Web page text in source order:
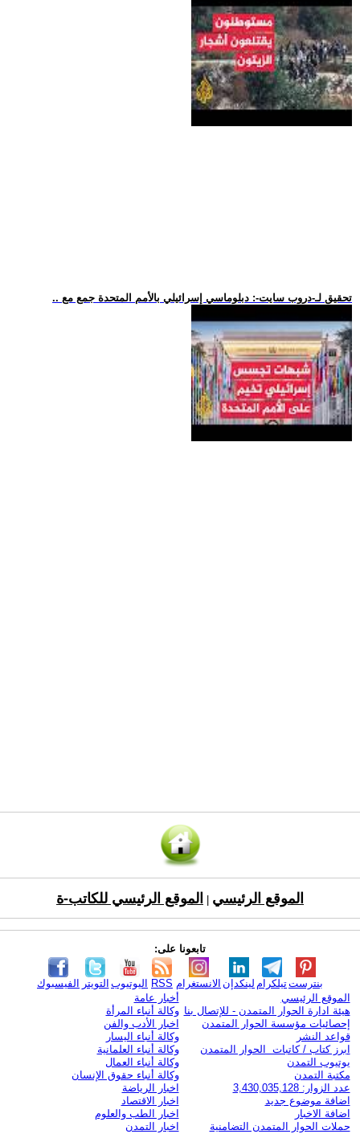
.. تحقيق لـ-دروب سايت-: دبلوماسي إسرائيلي بالأمم المتحدة جمع مع
الموقع الرئيسي الموقع الرئيسي للكاتب-ة
تابعونا على:
الفيسبوك التويتر اليوتيوب RSS الانستغرام لينكدإن تيلكرامبنترست
الموقع الرئيسي
هيئة ادارة الحوار المتمدن - للإتصال بنا
إحصائيات مؤسسة الحوار المتمدن
قواعد النشر
ابرز كتاب / كاتبات الحوار المتمدن
يوتيوب التمدن
مكتبة التمدن
عدد الزوار: 3,430,035,128
اضافة موضوع جديد
اضافة الاخبار
حملات الحوار المتمدن التضامنية
أخبار عامة
وكالة أنباء المرأة
اخبار الأدب والفن
وكالة أنباء اليسار
وكالة أنباء العلمانية
وكالة أنباء العمال
وكالة أنباء حقوق الإنسان
اخبار الرياضة
اخبار الاقتصاد
اخبار الطب والعلوم
اخبار التمدن